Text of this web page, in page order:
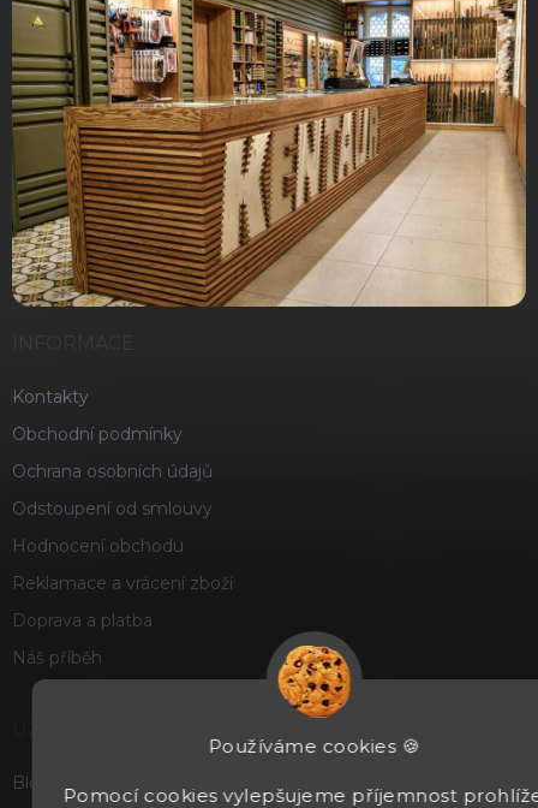
Používáme cookies 🍪
Pomocí cookies vylepšujeme příjemnost
INFORMACE
Kontakty
Obchodní podmínky
Ochrana osobních údajů
Odstoupení od smlouvy
Hodnocení obchodu
Reklamace a vrácení zboží
Doprava a platba
Náš příběh
Blog